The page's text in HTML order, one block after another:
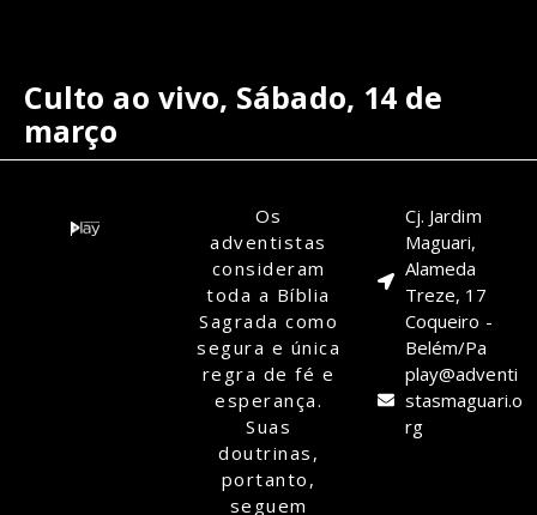
Culto ao vivo, Sábado, 14 de
março
Os
adventistas
consideram
toda a Bíblia
Sagrada como
segura e única
regra de fé e
esperança.
Suas
doutrinas,
portanto,
seguem
Cj. Jardim
Maguari,
Alameda
Treze, 17
Coqueiro -
Belém/Pa
play@adventi
stasmaguari.o
rg